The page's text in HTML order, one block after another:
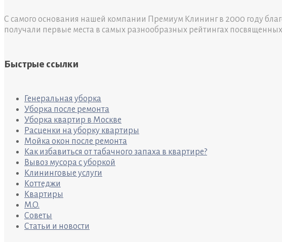
С самого основания нашей компании Премиум Клининг в 2000 году
получали первые места в самых разнообразных рейтингах
Быстрые ссылки
Генеральная уборка
Уборка после ремонта
Уборка квартир в Москве
Расценки на уборку квартиры
Мойка окон после ремонта
Как избавиться от табачного запаха в квартире?
Вывоз мусора с уборкой
Клининговые услуги
Коттеджи
Квартиры
M.O.
Советы
Статьи и новости